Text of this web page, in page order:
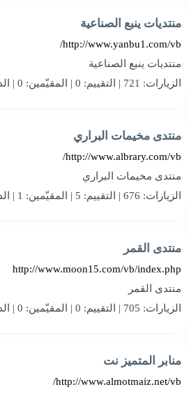
منتديات ينبع الصناعية
http://www.yanbu1.com/vb/
منتديات ينبع الصناعية
الزيارات: 721 | التقييم: 0 | المقيّمين: 0 | الدولة:
منتدى مخيمات البراري
http://www.albrary.com/vb/
منتدى مخيمات البراري
الزيارات: 676 | التقييم: 5 | المقيّمين: 1 | الدولة:
منتدى القمر
http://www.moon15.com/vb/index.php
منتدى القمر
الزيارات: 705 | التقييم: 0 | المقيّمين: 0 | الدولة:
منابر المتميز نت
http://www.almotmaiz.net/vb/